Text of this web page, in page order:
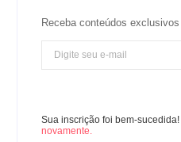
Receba conteúdos exclusivos
Sua inscrição foi bem-sucedida!
novamente.